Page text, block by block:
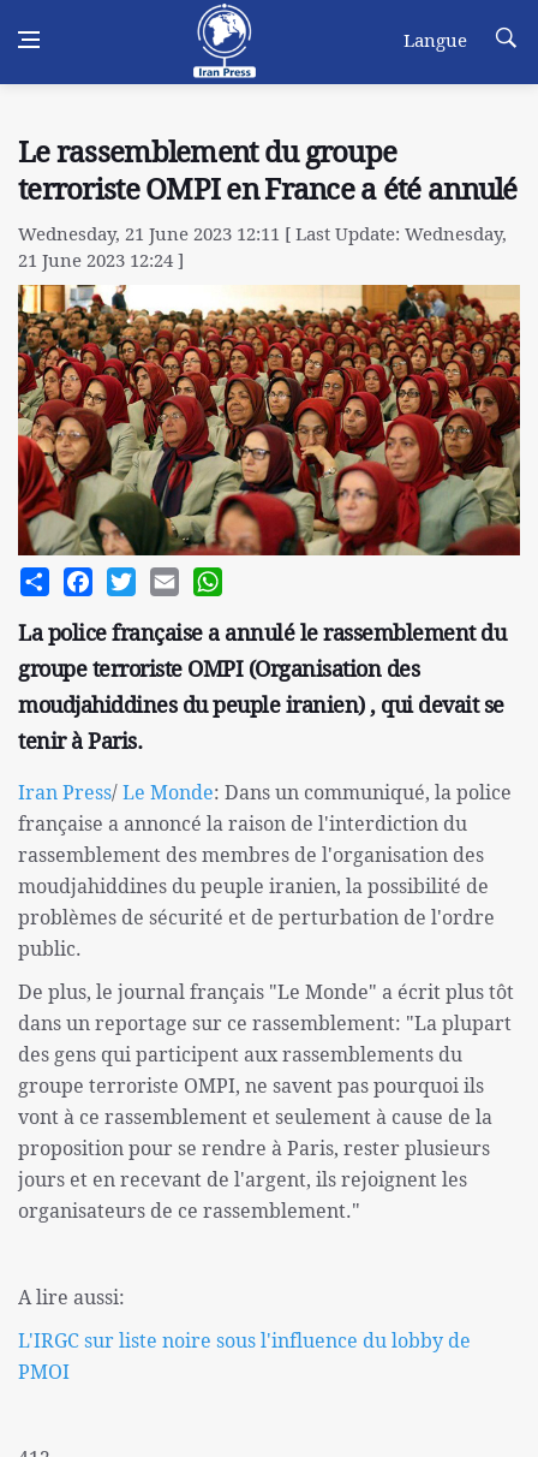
Langue
Le rassemblement du groupe
terroriste OMPI en France a été annulé
Wednesday, 21 June 2023 12:11 [ Last Update: Wednesday,
21 June 2023 12:24 ]
Share FacebookTwitterEmail
La police française a annulé le rassemblement du
groupe terroriste OMPI (Organisation des
moudjahiddines du peuple iranien) , qui devait se
tenir à Paris.
Iran Press/Le Monde: Dans un communiqué, la police
française a annoncé la raison de l'interdiction du
rassemblement des membres de l'organisation des
moudjahiddines du peuple iranien, la possibilité de
problèmes de sécurité et de perturbation de l'ordre
public.
De plus, le journal français "Le Monde" a écrit plus tôt
dans un reportage sur ce rassemblement: "La plupart
des gens qui participent aux rassemblements du
groupe terroriste OMPI, ne savent pas pourquoi ils
vont à ce rassemblement et seulement à cause de la
proposition pour se rendre à Paris, rester plusieurs
jours et en recevant de l'argent, ils rejoignent les
organisateurs de ce rassemblement."
A lire aussi:
L'IRGC sur liste noire sous l'influence du lobby de
PMOI